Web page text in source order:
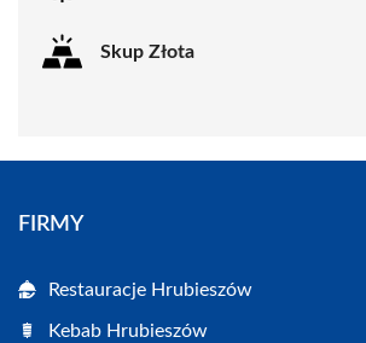
Skup Złota
FIRMY
Restauracje Hrubieszów
Kebab Hrubieszów